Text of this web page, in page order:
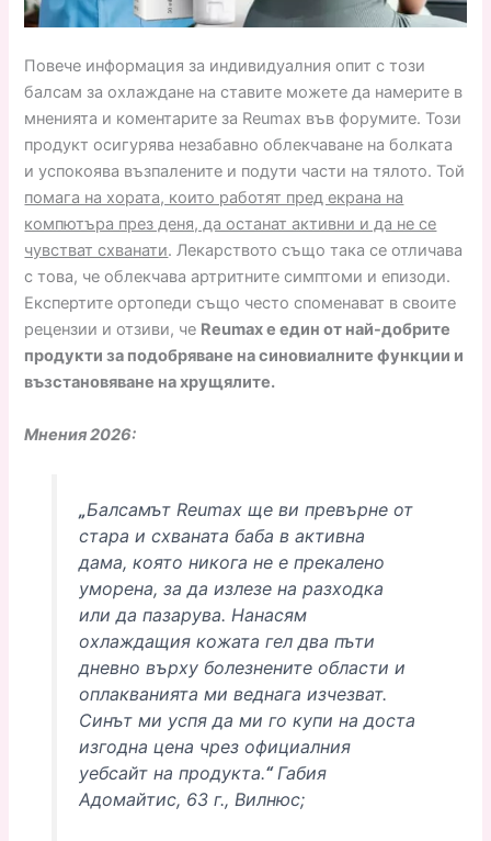
Повече информация за индивидуалния опит с този
балсам за охлаждане на ставите можете да намерите в
мненията и коментарите за Reumax във форумите. Този
продукт осигурява незабавно облекчаване на болката
и успокоява възпалените и подути части на тялото. Той
помага на хората, които работят пред екрана на
компютъра през деня, да останат активни и да не се
чувстват схванати. Лекарството също така се отличава
с това, че облекчава артритните симптоми и епизоди.
Експертите ортопеди също често споменават в своите
рецензии и отзиви, че Reumax е един от най-добрите
продукти за подобряване на синовиалните функции и
възстановяване на хрущялите.
Мнения 2026:
„Балсамът Reumax ще ви превърне от
стара и схваната баба в активна
дама, която никога не е прекалено
уморена, за да излезе на разходка
или да пазарува. Нанасям
охлаждащия кожата гел два пъти
дневно върху болезнените области и
оплакванията ми веднага изчезват.
Синът ми успя да ми го купи на доста
изгодна цена чрез официалния
уебсайт на продукта.“ Габия
Адомайтис, 63 г., Вилнюс;